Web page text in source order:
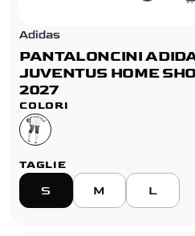
Adidas
PANTALONCINI
JUVENTUS HOME
2027
COLORI
TAGLIE
S M L